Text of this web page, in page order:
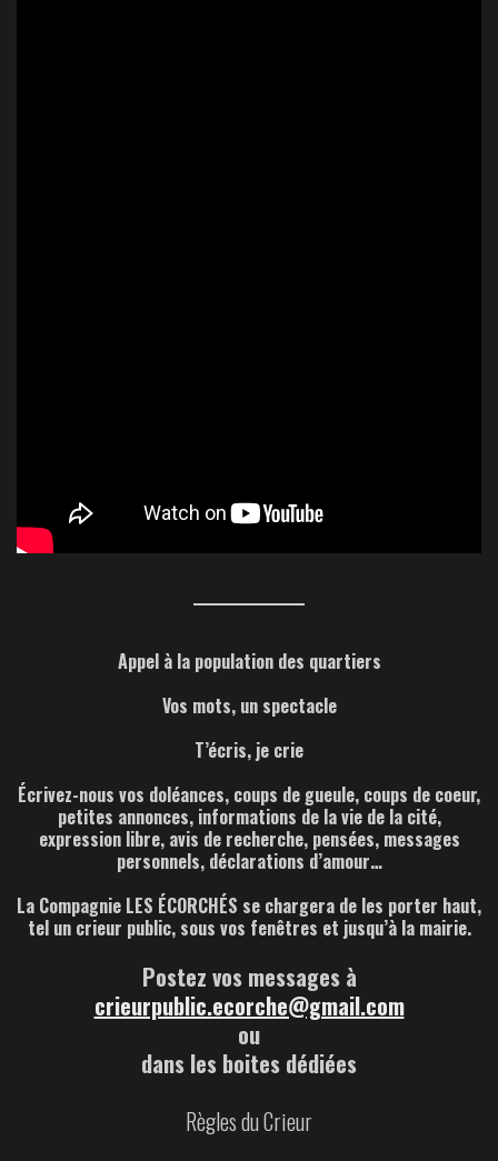
Appel à la population des quartiers
Vos mots, un spectacle
T’écris, je crie
Écrivez-nous vos doléances, coups de gueule, coups de coeur,
petites annonces, informations de la vie de la cité,
expression libre, avis de recherche, pensées, messages
personnels, déclarations d’amour…
La Compagnie LES ÉCORCHÉS se chargera de les porter haut,
tel un crieur public, sous vos fenêtres et jusqu’à la mairie.
Postez vos messages à
crieurpublic.ecorche@gmail.com
ou
dans les boites dédiées
Règles du Crieur